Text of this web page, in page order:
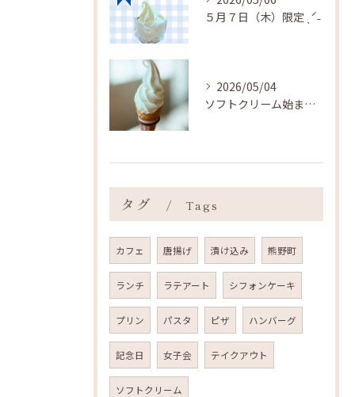
５月７日（木）限定 ˎˊ˗
2026/05/04
ソフトクリーム始まりました ˎˊ˗
タグ Tags
カフェ 唐揚げ 漬け込み 熊野町
ランチ ラテアート シフォンケーキ
プリン パスタ ピザ ハンバーグ
記念日 女子会 テイクアウト
ソフトクリーム